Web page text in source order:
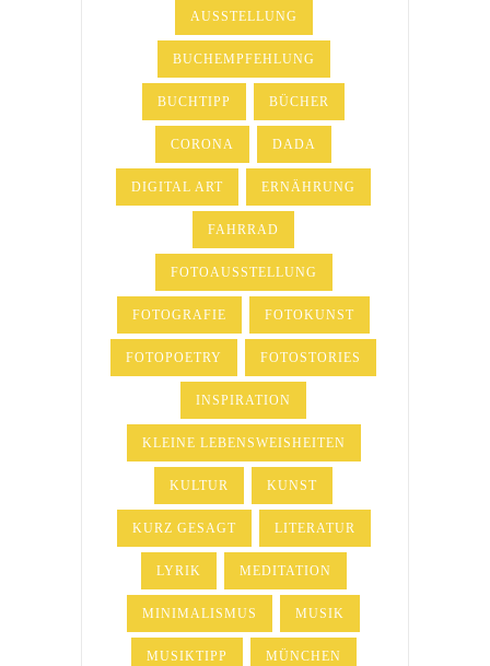
AUSSTELLUNG
BUCHEMPFEHLUNG
BUCHTIPP BÜCHER
CORONA DADA
DIGITAL ART ERNÄHRUNG
FAHRRAD
FOTOAUSSTELLUNG
FOTOGRAFIE FOTOKUNST
FOTOPOETRY FOTOSTORIES
INSPIRATION
KLEINE LEBENSWEISHEITEN
KULTUR KUNST
KURZ GESAGT LITERATUR
LYRIK MEDITATION
MINIMALISMUS MUSIK
MUSIKTIPP MÜNCHEN